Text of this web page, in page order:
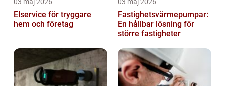
03 maj 2026
Elservice för tryggare
hem och företag
03 maj 2026
Fastighetsvärmepumpar:
En hållbar lösning för
större fastigheter